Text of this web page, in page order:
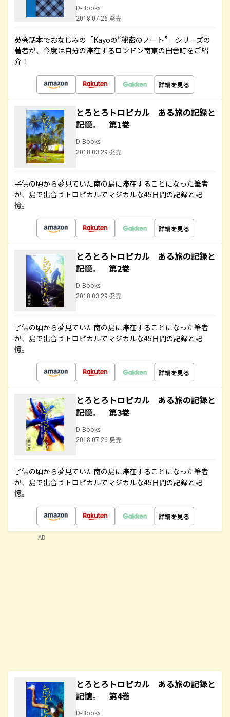
D-Books
2018.07.26 発売
英会話本でおなじみの「Kayoの“秘密のノート”」シリーズの
著者が、今度は自分の滞在するロンドン南東の田舎町をご紹
介！
詳細を見る
とろとろトロピカル ある旅の記録と
記憶。 第1巻
D-Books
2018.03.29 発売
子供の頃から夢見ていた南の島に滞在することになった筆者
が、島で出合うトロピカルでマジカルな45日間の記録と記
憶。
詳細を見る
とろとろトロピカル ある旅の記録と
記憶。 第2巻
D-Books
2018.03.29 発売
子供の頃から夢見ていた南の島に滞在することになった筆者
が、島で出合うトロピカルでマジカルな45日間の記録と記
憶。
詳細を見る
とろとろトロピカル ある旅の記録と
記憶。 第3巻
D-Books
2018.07.26 発売
子供の頃から夢見ていた南の島に滞在することになった筆者
が、島で出合うトロピカルでマジカルな45日間の記録と記
憶。
詳細を見る
とろとろトロピカル ある旅の記録と
記憶。 第4巻
D-Books
AD